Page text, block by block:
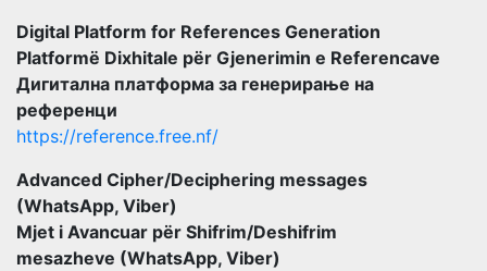
Digital Platform for References Generation
Platformë Dixhitale për Gjenerimin e Referencave
Дигитална платформа за генерирање на
референци
https://reference.free.nf/
Advanced Cipher/Deciphering messages
(WhatsApp, Viber)
Mjet i Avancuar për Shifrim/Deshifrim
mesazheve (WhatsApp, Viber)